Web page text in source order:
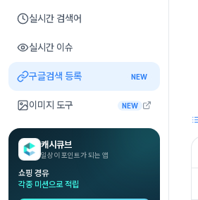
실시간 검색어
실시간 이슈
구글검색 등록 NEW
이미지 도구 NEW
캐시큐브
일상이 포인트가 되는 앱
쇼핑 경유
각종 미션으로 적립